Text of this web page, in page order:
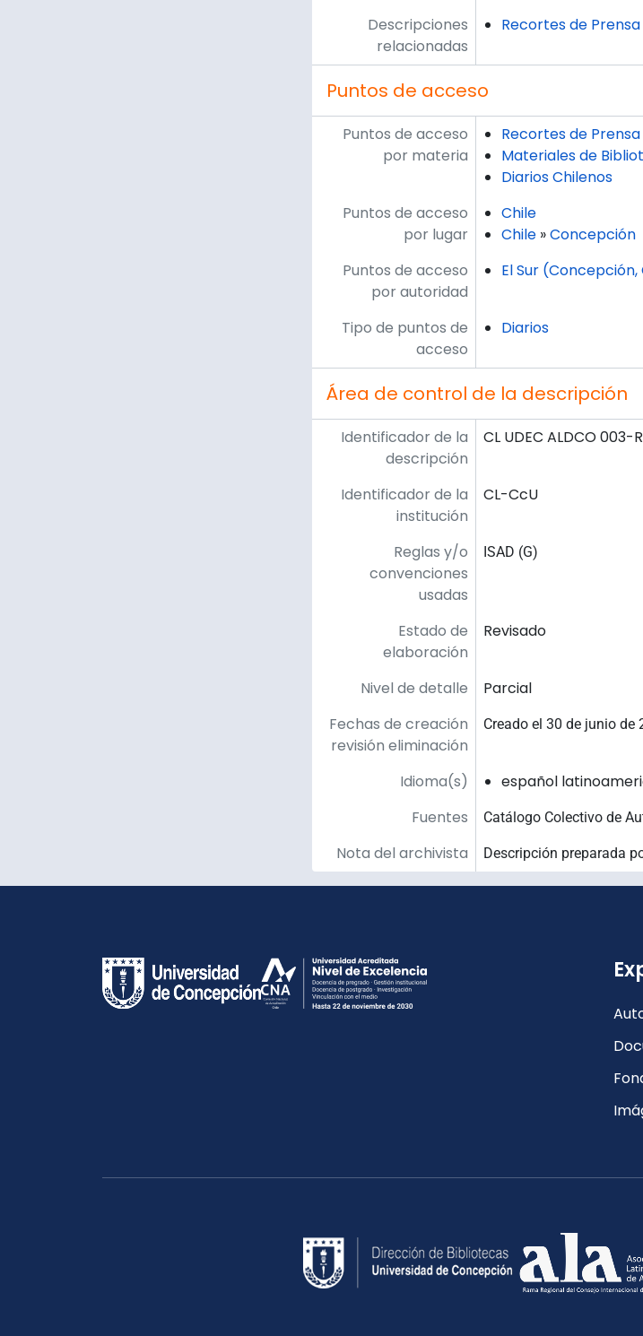
Descripciones
relacionadas
Recortes de Prensa
Puntos de acceso
Puntos de acceso
por materia
Recortes de Prensa
Materiales de
Diarios Chilenos
Puntos de acceso
por lugar
Chile
Chile »Concepción
Puntos de acceso
por autoridad
El Sur (Concepción,
Tipo de puntos de
acceso
Diarios
Área de control de la descripción
Identificador de la
descripción
CL UDEC ALDCO 003-
Identificador de la
institución
CL-CcU
Reglas y/o
convenciones
usadas
ISAD (G)
Estado de
elaboración
Revisado
Nivel de detalle
Parcial
Fechas de creación
revisión eliminación
Creado el 30 de junio de
Idioma(s)
español
Fuentes
Catálogo Colectivo de
Nota del archivista Descripción preparada